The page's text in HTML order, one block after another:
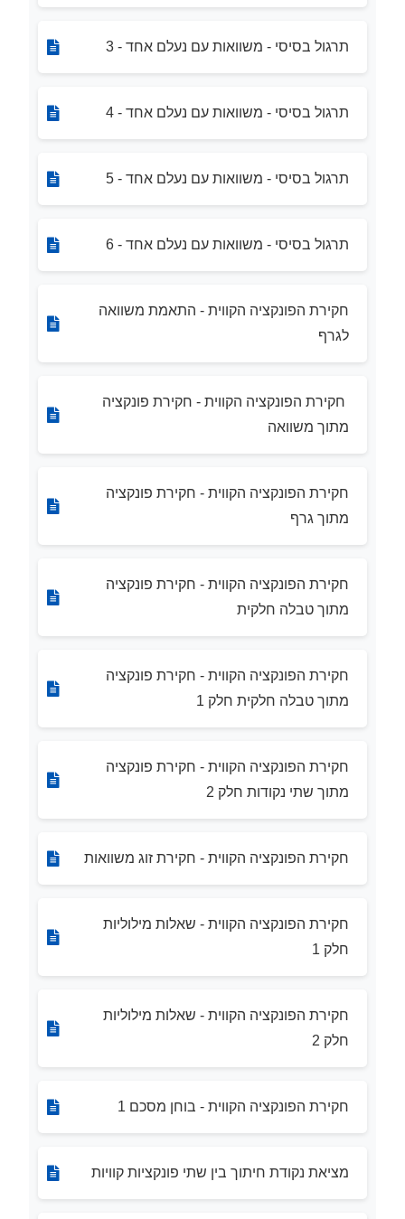
תרגול בסיסי - משוואות עם נעלם אחד - 3
תרגול בסיסי - משוואות עם נעלם אחד - 4
תרגול בסיסי - משוואות עם נעלם אחד - 5
תרגול בסיסי - משוואות עם נעלם אחד - 6
חקירת הפונקציה הקווית - התאמת משוואה
לגרף
חקירת הפונקציה הקווית - חקירת פונקציה
מתוך משוואה
חקירת הפונקציה הקווית - חקירת פונקציה
מתוך גרף
חקירת הפונקציה הקווית - חקירת פונקציה
מתוך טבלה חלקית
חקירת הפונקציה הקווית - חקירת פונקציה
מתוך טבלה חלקית חלק 1
חקירת הפונקציה הקווית - חקירת פונקציה
מתוך שתי נקודות חלק 2
חקירת הפונקציה הקווית - חקירת זוג משוואות
חקירת הפונקציה הקווית - שאלות מילוליות
חלק 1
חקירת הפונקציה הקווית - שאלות מילוליות
חלק 2
חקירת הפונקציה הקווית - בוחן מסכם 1
מציאת נקודת חיתוך בין שתי פונקציות קוויות